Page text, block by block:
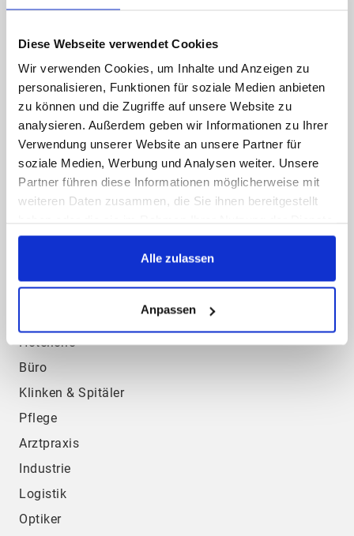
Diese Webseite verwendet Cookies
Wir verwenden Cookies, um Inhalte und Anzeigen zu
personalisieren, Funktionen für soziale Medien anbieten
zu können und die Zugriffe auf unsere Website zu
analysieren. Außerdem geben wir Informationen zu Ihrer
Verwendung unserer Website an unsere Partner für
soziale Medien, Werbung und Analysen weiter. Unsere
Partner führen diese Informationen möglicherweise mit
weiteren Daten zusammen, die Sie ihnen bereitgestellt
gesammelt haben.
Alle zulassen
Anpassen
Mitarbeiterchat
Smartphone APP
Zeiterfassung Außendienst
Zeiterfassung Homeoffice
Zeitbewertungen & Überstunden
Bäcker
Hotellerie
Büro
Klinken & Spitäler
Pflege
Arztpraxis
Industrie
Logistik
Optiker